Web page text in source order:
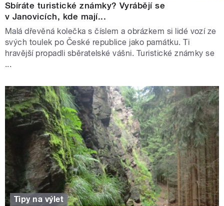
Sbíráte turistické známky? Vyrábějí se
v Janovicích, kde mají...
Malá dřevěná kolečka s číslem a obrázkem si lidé vozí ze
svých toulek po České republice jako památku. Ti
hravější propadli sběratelské vášni. Turistické známky se
...
Tipy na výlet